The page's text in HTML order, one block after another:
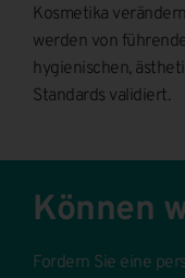
Kosmetika
werden von
hygienischen,
Standards validiert.
Können
Fordern Sie eine